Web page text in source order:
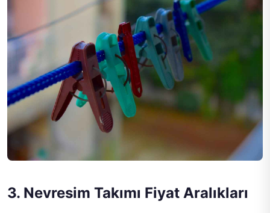
3. Nevresim Takımı Fiyat Aralıkları